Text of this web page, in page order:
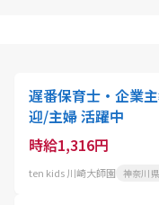
遅番保育士・企業
迎/主婦 活躍中
時給1,316円
ten kids 川崎大師園 神奈川